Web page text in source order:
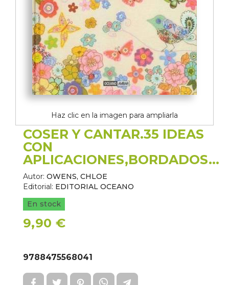
Haz clic en la imagen para ampliarla
COSER Y CANTAR.35 IDEAS
CON
APLICACIONES,BORDADOS...
Autor: OWENS, CHLOE
Editorial: EDITORIAL OCEANO
En stock
9,90 €
9788475568041